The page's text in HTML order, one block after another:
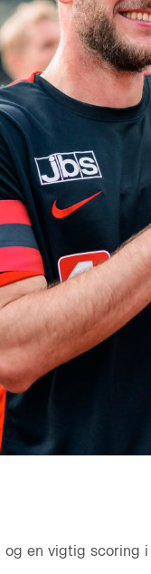
en vigtig scoring